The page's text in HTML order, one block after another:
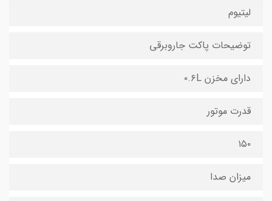
لیتیوم
توضیحات پاکت جاروبرقی
دارای مخزن ۰.۶L
قدرت موتور
۱۵۰
میزان صدا